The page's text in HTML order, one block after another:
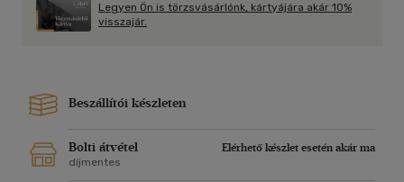
Legyen Ön is törzsvásárlónk, kártyájára akár 10%
visszajár.
Beszállítói készleten
Bolti átvétel
Elérhető készlet esetén akár ma
díjmentes